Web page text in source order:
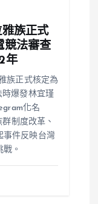
族正式
競法審查
年
族正式核定為
時爆發林宜瑾
化名
制度改革、
事件反映台灣
。